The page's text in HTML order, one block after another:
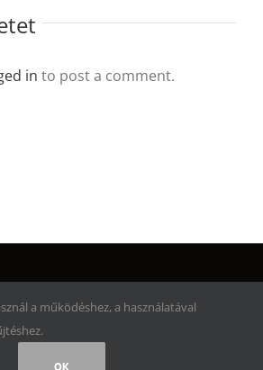
in to post a comment.
FacebookInstagram
a működéshez, a használatával
OK